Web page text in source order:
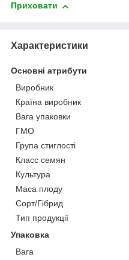
Приховати
Характеристики
Основні атрибути
Виробник
Країна виробник
Вага упаковки
ГМО
Група стиглості
Класс семян
Культура
Маса плоду
Сорт/Гібрид
Тип продукції
Упаковка
Вага